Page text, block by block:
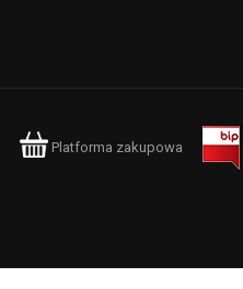
Platforma zakupowa